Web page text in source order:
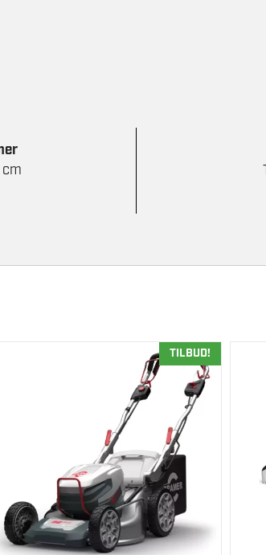
cm
TILBUD!